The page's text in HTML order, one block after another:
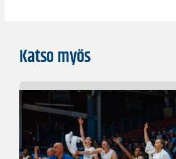
Katso myös